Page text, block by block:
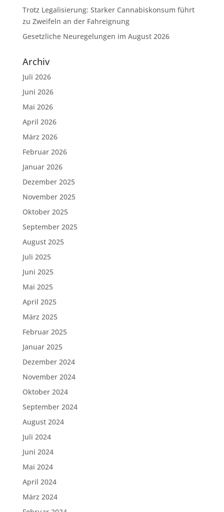
Trotz Legalisierung: Starker Cannabiskonsum führt
zu Zweifeln an der Fahreignung
Gesetzliche Neuregelungen im August 2026
Archiv
Juli 2026
Juni 2026
Mai 2026
April 2026
März 2026
Februar 2026
Januar 2026
Dezember 2025
November 2025
Oktober 2025
September 2025
August 2025
Juli 2025
Juni 2025
Mai 2025
April 2025
März 2025
Februar 2025
Januar 2025
Dezember 2024
November 2024
Oktober 2024
September 2024
August 2024
Juli 2024
Juni 2024
Mai 2024
April 2024
März 2024